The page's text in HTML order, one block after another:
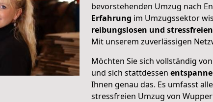
bevorstehenden Umzug nach
Erfahrung im Umzugssektor
reibungslosen und
Mit unserem zuverlässigen
Möchten Sie sich vollständig
und sich stattdessen
Ihnen genau das. Es umfasst
stressfreien Umzug von